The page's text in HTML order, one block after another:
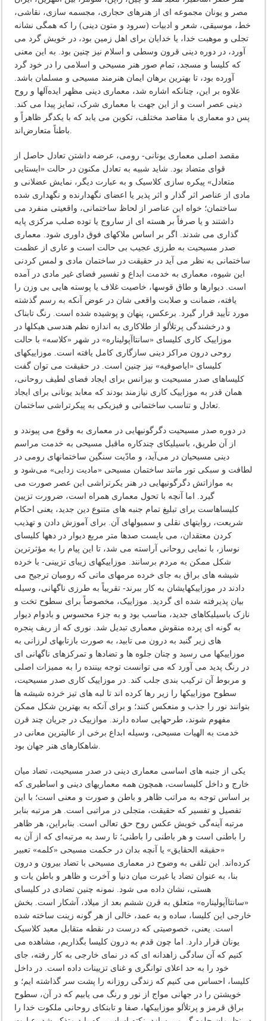
مصر و یونان مجموعه ای از هنرهای حجاری، مجسمه سازی، نقاشی،
خط، موسیقی، شعر و ادبیات (سرود و متون دینی) را که همگی نشانه
تجلی و موهبت خدا، یا خدایان برای اهل زمین بود، در خویش گرد می
آورد، در دوره دینی قرون وسطی و اسلام نیز چنین بود. به این معنی
که کلیسا و مسجد، تمام صور هنر مسیحی و اسلامی را در خود گرد
آورده بود، تا بهترین برهان ایمان هنرمند مسیحی و مسلمان باشد.
علاوه بر این، چنانکه اشاره شد، معماری دینی مظهر ایده‌آلها و روح
دینی عصر است و از این جهت با معماری شرک، تمایز پیدا می کند.
پس دو معماری با مقاصد مختلف، تکوین می یابد که با یکدگر ظاهراً و
باطناً متعارض‌اند.
مقصد اصلی معماری یونانی- رومی، عرضه داشتن تعادل حاصل از
قوای متضاد بود. شاید شبیه به تعادل مکنون در حالت «ایستایی
متعادل» پیکره سازی کلاسیک و به عبارت دیگر، نمایش عضلانی و
مادی از عناصر اثر گذار و اثر پذیر یا اعضای نگهدارنده و نگهداری شده
ساختمان؛ خواه این عناصر از لحاظ ساختمانی، واقعیتی منفرد می
داشتند و یا صرفاً بر هسته ای از ساروج یا توده صلب مرکزی پایه
گذاری می شدند. اگر بر اساس ملاکهای فوق داوری شود. معماری
صدر مسیحیت به طرزی عجیب بی حالت است و عاری از عظمت
ساختمانی به نظر می آید در حقیقت در ساختمان مادی و لمس کردنی
این شیوه، معماری به خدمت ابداع و تفسیر فضای غیر مادی در آمده
است. دیوارها و طاق قوسها، خاصیت غلاف یا پوسته هایی بی وزن را
یافته، ضمانت و صلابت واقعی شان در عوض آنکه به رسم گذشته
مورد تأیید قرار گیرد. برعکس، پنهان و پوشیده شده است. رنگ تابناک
و درخشندگی پرتلألو از طلاکاری به اندازه نظم هندسی هیکلها در
موزاییک کاری کلیسای «سانتاآپولیناره» در شهر «کلاسه» با حالت
روحی درون مراکز دینی سازگاری کامل یافته است. موزاییکهای
کلیسای «ایاصوفیه» نیز چنین است. در حقیقت می توان گفت
کلیساهای صدر مسیحیت و بیزانس برای ایجاد فضای لطیف روحانی،
همان قدر به موزاییک کاری نیازمند بودند که معابد یونانی برای ایجاد
تعادل و تناسب ساختمانی و فیزیکی به پیکرتراشی ساختمان.
در دوره صدر مسیحیت دگرگونیهایی در معماری به وقوع می پیوندد و
از آن طریق، باسیلیکای چندکاره ماقبل مسیحی به خدمت مراسم
دینی مسیحیان در می‌آید، و مادّیت سنگین ساختمانهای رومی در
لطافت و سبکی تور مانند ساختمان مسیحی «مادیت زدایی» می‌شود و
به موازاتش دگرگونیهایی در هنر یکرتراشی این عصر صورت می
گیرد. اما آنچه با تحول معماری همراه است، ضرورت تزیین
کلیساهاست برای تبلیغ تمام جنبه های متنوع دین جدید، یعنی احکام
شریعت، روایتهای نقلی و سمبولهای آن. برای آموزش دادن و تهذیب
کردن معتقدان، می بایست صدها متر مربع دیوار در دهها کلیسای
نوساز، با نمایی روحانی آراسته می شد، تا این پیام را به مؤثرترین
شکل ممکن به مردم برسانند. موزاییکهای زیبای تزیینی- با خرده
شیشه های براق به جای خرده مرمهای ماتی که رومیان ترجیح می
دادند در موزاییکهایشان به کار ببرند- تقریباً به طرزی ناگهانی، وسیله
بیان پذیرفته شده ای گردید. موزاییک، مخصوصاً برای سطوح تخت و
نازک باسیلیکاهای جدید، مناسب بود و به جزء محسوس و بادوام دیوار
به گونه ای پرده منقوش معماری تبدیل شد. نوری که از ریف پنجره
های زیر گنبد به درون می تابید، به صورت بازتابهای لرزانی به
موزاییکها می رسید و چنان جلوه ها و تضادها و تمرکزهای ناگهانی ای
در رنگ پدید می آورد که می توانست توجه بیننده را به ممیزات اصلی
و مربوط آن ترکیب بندی جلب کند. در موزاییک کاری صدر مسیحیت،
سطوح موزاییکها را زیر رها کرده اند تا لبه های تیز خرده شیشه ها
بتوانند نور را جذب و منعکس کنند؛ و برای آنکه به بهترین شکل ممکن
مفهوم شوند، طرحهایی ساده دارند. موازییک در جریان چند قرن
خدمت به الهیات مسیحی، وسیله ابداع برخی از عالیترین معانی در
شاهکارهای هنر جهان بود.
یکی از جنبه های اساسی معماری دینی در صدر مسیحیت، تضاد میان
خارج و داخل کلیساست، همچون همه معماریهای دینی و اساطیری که
بر اساس توجه به مراتب ظاهر و باطن و صورت و معنی است؛ با این
تفصیل و تفسیر که حقیقت، متجلی در مراتبی است. هر مرتبه بنابر
مرتبه آینه‌گی خویش عکس روح حق تعالی است. بنابراین، هر ظاهر
را باطنی است و هر باطنی را باطنی؛ تا رسد به مرتبه‌ای که از آن به
«حقیقه الحقایق» یا آنچه بدان در حکمت مسیحی «کلمه» تعبیر
کرده‌اند. این تلقی به وضوح در معماری مسیحی با تضاد بیرون و درون
بنا، به عنوان تضاد یا غیرت میان دنیا و آخرت و ظاهر و باطن یات و
هستی، نشان داده می شود. نمونه چنین تضادی در کلیسای
«سانتاآپولیناره» متعلق به قرن ششم بعد از میلاد، آشکار است. بخش
خارجی این کلیسا، ساده و به عمد، خالی از هر گونه زینت ساخته شده
است. یعنی، خصوصیتی که درست در نقطه متقابل معبد کلاسیک
یونان قرار دارد. اما چون قدم به درون کلیسا بگذاریم، مشاهده می
کنیم که آن سادگی زاهدانه ای که در نمای خارجی به کار رفته، جای
خود را به حد اعلای توانگری و غنای تزیینات داده است. در داخل
کلیسا، احساس می کنیم که زندگی روزانه را پشت سر گذاشته ایم؛ و
خویشتن را در جهانی مواج از نور و رنگ می یابیم که در آن، سطوح
براق قرمز و پرتلألو موزاییکها، صفا و تابنکای روحانی ملکوت خدا را